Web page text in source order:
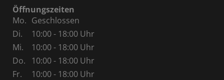
Öffnungszeiten
Mo. Geschlossen
Di.
10:00 - 18:00 Uhr
Mi.
10:00 - 18:00 Uhr
Do.
10:00 - 18:00 Uhr
Fr.
10:00 - 18:00 Uhr